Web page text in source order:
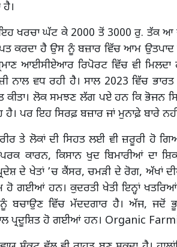
ਖਰਚਾ ਘੱਟ ਕੇ 2000 ਤੋਂ 3000 ਰੁ. ਤੱਕ ਆ
ਕਰਦਾ ਹੈ ਉਸ ਨੂੰ ਬਜ਼ਾਰ ਵਿੱਚ ਆਮ
ਆਈਸੀਏਆਰ ਰਿਪੋਰਟ ਵਿੱਚ ਵੀ ਮਿਲਦਾ
ਨਾਲ ਵਧ ਰਹੀ ਹੈ। ਸਾਲ 2023 ਵਿੱਚ
ਕੀਤਾ। ਲੋਕ ਸਮਝਣ ਲੱਗ ਪਏ ਹਨ ਕਿ ਭੋਜਨ
ਪਰ ਇਹ ਸਿਰਫ਼ ਬਜ਼ਾਰ ਜਾਂ ਮੁਨਾਫ਼ੇ ਬਾਰੇ
ਤੇ ਲੋਕਾਂ ਦੀ ਸਿਹਤ ਲਈ ਵੀ ਜ਼ਰੂਰੀ ਹੋ
ਕਾਰਨ, ਕਿਸਾਨ ਖੁਦ ਬਿਮਾਰੀਆਂ ਦਾ
ਦੇ ਖੇਤਾਂ ’ਚ ਕੈਂਸਰ, ਚਮੜੀ ਦੇ ਰੋਗ, ਅੱਖਾਂ
ਗਈਆਂ ਹਨ। ਕੁਦਰਤੀ ਖੇਤੀ ਇਨ੍ਹਾਂ
ਬਚਾਉਣ ਵਿੱਚ ਮੱਦਦਗਾਰ ਹੈ। ਅੱਜ, ਜਦੋਂ
ਪ੍ਰਦੂਸ਼ਿਤ ਹੋ ਗਈਆਂ ਹਨ। Organic